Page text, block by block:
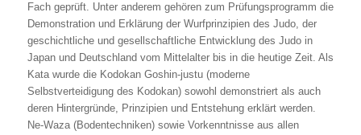
Fach geprüft. Unter anderem gehören zum Prüfungsprogramm die
Demonstration und Erklärung der Wurfprinzipien des Judo, der
geschichtliche und gesellschaftliche Entwicklung des Judo in
Japan und Deutschland vom Mittelalter bis in die heutige Zeit. Als
Kata wurde die Kodokan Goshin-justu (moderne
Selbstverteidigung des Kodokan) sowohl demonstriert als auch
deren Hintergründe, Prinzipien und Entstehung erklärt werden.
Ne-Waza (Bodentechniken) sowie Vorkenntnisse aus allen